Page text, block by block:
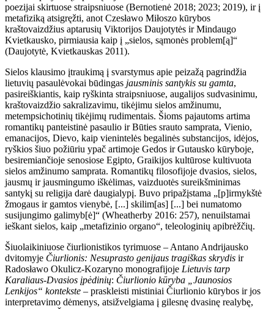
poezijai skirtuose straipsniuose (Bernotienė 2018; 2023; 2019), ir į
metafiziką atsigręžti, anot Czesławo Miłoszo kūrybos
kraštovaizdžius aptarusių Viktorijos Daujotytės ir Mindaugo
Kvietkausko, pirmiausia kaip į „sielos, sąmonės problem[ą]“
(Daujotytė, Kvietkauskas 2011).
Sielos klausimo įtraukimą į svarstymus apie peizažą pagrindžia
lietuvių pasaulėvokai būdingas jausminis santykis su gamta,
pasireiškiantis, kaip ryškinta straipsniuose, augalijos sudvasinimu,
kraštovaizdžio sakralizavimu, tikėjimu sielos amžinumu,
metempsichotinių tikėjimų rudimentais. Šioms pajautoms artima
romantikų panteistinė pasaulio ir Būties srauto samprata, Vienio,
emanacijos, Dievo, kaip vienintelės begalinės substancijos, idėjos,
ryškios šiuo požiūriu ypač artimoje Gedos ir Gutausko kūryboje,
besiremiančioje senosiose Egipto, Graikijos kultūrose kultivuota
sielos amžinumo samprata. Romantikų filosofijoje dvasios, sielos,
jausmų ir jausmingumo iškėlimas, vaizduotės sureikšminimas
santykį su religija darė daugialypį. Buvo pripažįstama „[p]irmykštė
žmogaus ir gamtos vienybė, [...] skilim[as] [...] bei numatomo
susijungimo galimyb[ė]“ (Wheatherby 2016: 257), nenuilstamai
ieškant sielos, kaip „metafizinio organo“, teleologinių apibrėžčių.
Šiuolaikiniuose čiurlionistikos tyrimuose – Antano Andrijausko
dvitomyje Čiurlionis: Nesuprasto genijaus tragiškas skrydis ir
Radosławo Okulicz-Kozaryno monografijoje Lietuvis tarp
Karaliaus-Dvasios įpėdinių: Čiurlionio kūryba „Jaunosios
Lenkijos“ kontekste – praskleisti mistiniai Čiurlionio kūrybos ir jos
interpretavimo dėmenys, atsižvelgiama į gilesnę dvasinę realybę,